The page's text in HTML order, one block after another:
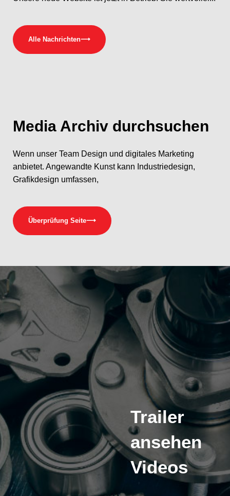
Alle Nachrichten⟶
Media Archiv durchsuchen
Wenn unser Team Design und digitales Marketing
anbietet. Angewandte Kunst kann Industriedesign,
Grafikdesign umfassen,
Überprüfung Seite⟶
Trailer
ansehen
Videos